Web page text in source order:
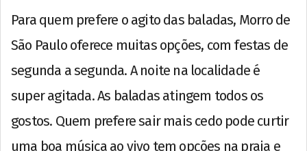
Para quem prefere o agito das baladas, Morro de
São Paulo oferece muitas opções, com festas de
segunda a segunda. A noite na localidade é
super agitada. As baladas atingem todos os
gostos. Quem prefere sair mais cedo pode curtir
uma boa música ao vivo tem opções na praia e